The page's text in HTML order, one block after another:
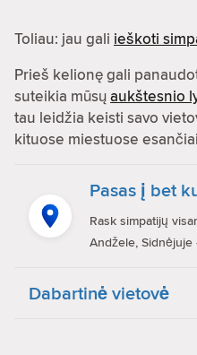
Toliau: jau gali ieškoti
Prieš kelionę gali
suteikia mūsųaukštesnio
tau leidžia keisti savo
kituose miestuose
Pasas į bet
Rask simpatijų
Andžele, Sidnėjuje
Dabartinė vietovė